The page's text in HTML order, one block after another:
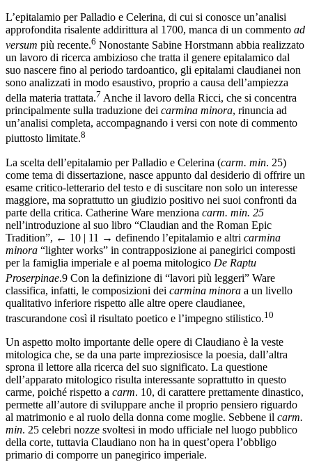
L’epitalamio per Palladio e Celerina, di cui si conosce un’analisi
approfondita risalente addirittura al 1700, manca di un commento ad
versum più recente.6 Nonostante Sabine Horstmann abbia realizzato
un lavoro di ricerca ambizioso che tratta il genere epitalamico dal
suo nascere fino al periodo tardoantico, gli epitalami claudianei non
sono analizzati in modo esaustivo, proprio a causa dell’ampiezza
della materia trattata.7 Anche il lavoro della Ricci, che si concentra
principalmente sulla traduzione dei carmina minora, rinuncia ad
un’analisi completa, accompagnando i versi con note di commento
piuttosto limitate.8
La scelta dell’epitalamio per Palladio e Celerina (carm. min. 25)
come tema di dissertazione, nasce appunto dal desiderio di offrire un
esame critico-letterario del testo e di suscitare non solo un interesse
maggiore, ma soprattutto un giudizio positivo nei suoi confronti da
parte della critica. Catherine Ware menziona carm. min. 25
nell’introduzione al suo libro “Claudian and the Roman Epic
Tradition”, ← 10 | 11 → definendo l’epitalamio e altri carmina
minora “lighter works” in contrapposizione ai panegirici composti
per la famiglia imperiale e al poema mitologico De Raptu
Proserpinae.9 Con la definizione di “lavori più leggeri” Ware
classifica, infatti, le composizioni dei carmina minora a un livello
qualitativo inferiore rispetto alle altre opere claudianee,
trascurandone così il risultato poetico e l’impegno stilistico.10
Un aspetto molto importante delle opere di Claudiano è la veste
mitologica che, se da una parte impreziosisce la poesia, dall’altra
sprona il lettore alla ricerca del suo significato. La questione
dell’apparato mitologico risulta interessante soprattutto in questo
carme, poiché rispetto a carm. 10, di carattere prettamente dinastico,
permette all’autore di sviluppare anche il proprio pensiero riguardo
al matrimonio e al ruolo della donna come moglie. Sebbene il carm.
min. 25 celebri nozze svoltesi in modo ufficiale nel luogo pubblico
della corte, tuttavia Claudiano non ha in quest’opera l’obbligo
primario di comporre un panegirico imperiale.